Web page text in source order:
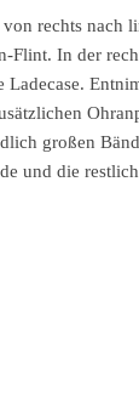
rechts nach
In der
großen
und die